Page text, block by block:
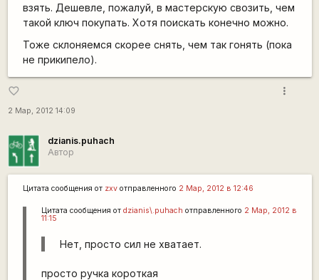
взять. Дешевле, пожалуй, в мастерскую свозить, чем
такой ключ покупать. Хотя поискать конечно можно.
Тоже склоняемся скорее снять, чем так гонять (пока
не прикипело).
favorite_border
2 Мар, 2012 14:09
more_vert
dzianis.puhach
Автор
Цитата сообщения от zxvотправленного 2 Мар, 2012 в 12:46
Цитата сообщения от dzianis\.puhach отправленного 2 Мар, 2012 в
11:15
Нет, просто сил не хватает.
просто ручка короткая